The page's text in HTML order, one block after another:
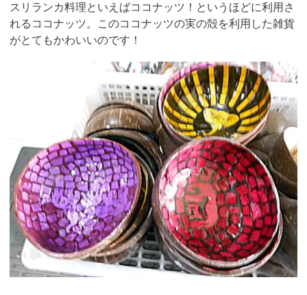
スリランカ料理といえばココナッツ！というほどに利用さ
れるココナッツ。このココナッツの実の殻を利用した雑貨
がとてもかわいいのです！